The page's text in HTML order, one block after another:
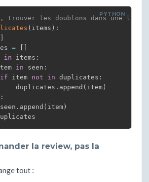
trouver les doublons dans une liste
( items ) :
=
in items :
in seen :
if item not in duplicates :
duplicates
. append ( item )
:
. append ( item )
la review, pas la
tout :